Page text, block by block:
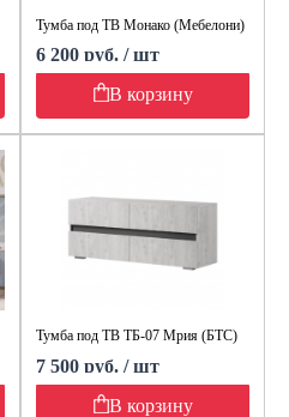
Тумба под ТВ Монако (Мебелони)
6 200 руб. / шт
В корзину
Тумба под ТВ ТБ-07 Мрия (БТС)
7 500 руб. / шт
В корзину